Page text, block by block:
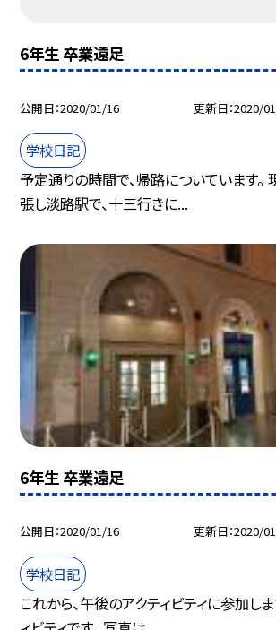
6年生 卒業遠足
公開日 2020/01/16 更新日 2020/
学校日記
予定通りの時間で、帰路についています。
張し淡路駅で、十三行きに...
6年生 卒業遠足
公開日 2020/01/16 更新日 2020/
学校日記
これから、午後のアクティビティに参加し